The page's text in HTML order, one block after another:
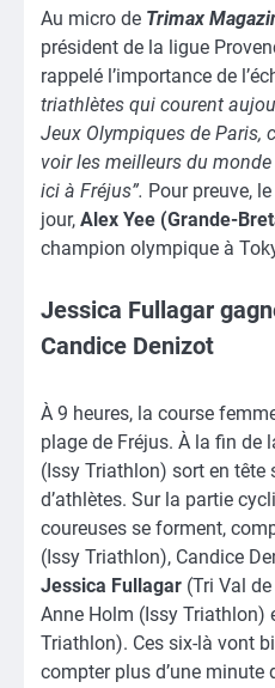
Au micro de Trimax
président de la ligue
rappelé l’importance de
triathlètes qui courent
Jeux Olympiques de Paris,
voir les meilleurs du
ici à Fréjus”. Pour preuve,
jour, Alex Yee (Grande-
champion olympique à
Jessica Fullagar
Candice Denizot
À 9 heures, la course
plage de Fréjus. À la fin de
(Issy Triathlon) sort en tête
d’athlètes. Sur la partie
coureuses se forment,
(Issy Triathlon), Candice
Jessica Fullagar (Tri Val
Anne Holm (Issy Triathlon)
Triathlon). Ces six-là vont
compter plus d’une minute